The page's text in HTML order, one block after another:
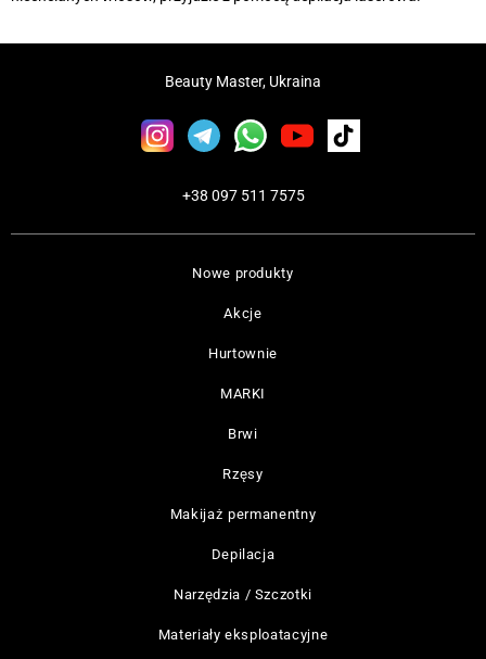
Nowe produkty
Akcje
Hurtownie
MARKI
Brwi
Rzęsy
Makijaż permanentny
Depilacja
Narzędzia / Szczotki
Materiały eksploatacyjne
Beauty Master, Ukraina
+38 097 511 7575